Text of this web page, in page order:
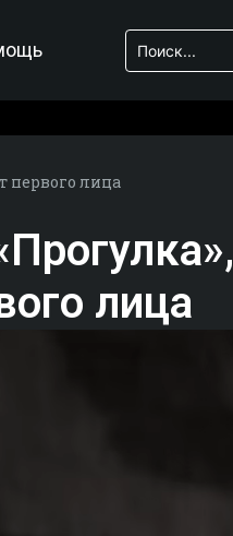
первого лица
лица